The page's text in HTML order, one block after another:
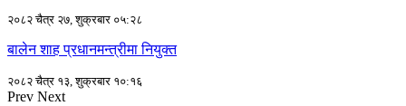
२०८२ चैत्र २७, शुक्रबार ०५:२८
बालेन शाह प्रधानमन्त्रीमा नियुक्त
२०८२ चैत्र १३, शुक्रबार १०:१६
Prev Next